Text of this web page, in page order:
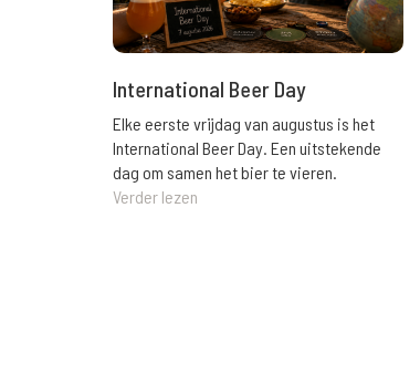
International Beer Day
Elke eerste vrijdag van augustus is het
International Beer Day. Een uitstekende
dag om samen het bier te vieren.
Verder lezen